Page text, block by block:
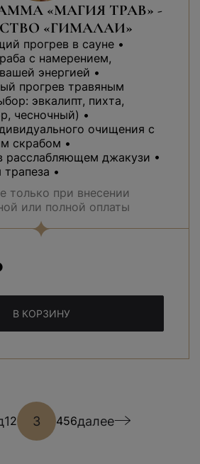
«МАГИЯ ТРАВ» -
«ГИМАЛАИ»
прогрев в сауне •
с намерением,
энергией •
прогрев травяным
эвкалипт, пихта,
чесночный) •
очищения с
скрабом •
расслабляющем джакузи •
•
только при внесении
или полной оплаты
В КОРЗИНУ
12 3 456далее